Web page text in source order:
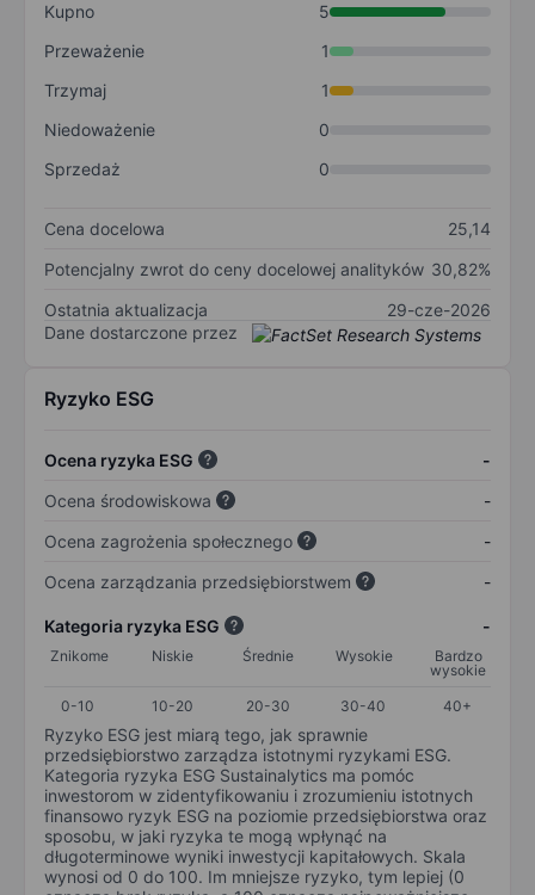
Kupno
5
Przeważenie
1
Trzymaj
1
Niedoważenie
0
Sprzedaż
0
Cena docelowa
25,14
Potencjalny zwrot do ceny docelowej analityków 30,82%
Ostatnia aktualizacja
29-cze-2026
Dane dostarczone przez
Ryzyko ESG
Ocena ryzyka ESG
-
Ocena środowiskowa
-
Ocena zagrożenia społecznego
-
Ocena zarządzania przedsiębiorstwem
-
Kategoria ryzyka ESG -
Znikome Niskie Średnie Wysokie
Bardzo
wysokie
0-10
10-20 20-30 30-40 40+
Ryzyko ESG jest miarą tego, jak sprawnie
przedsiębiorstwo zarządza istotnymi ryzykami ESG.
Kategoria ryzyka ESG Sustainalytics ma pomóc
inwestorom w zidentyfikowaniu i zrozumieniu istotnych
finansowo ryzyk ESG na poziomie przedsiębiorstwa oraz
sposobu, w jaki ryzyka te mogą wpłynąć na
długoterminowe wyniki inwestycji kapitałowych. Skala
wynosi od 0 do 100. Im mniejsze ryzyko, tym lepiej (0